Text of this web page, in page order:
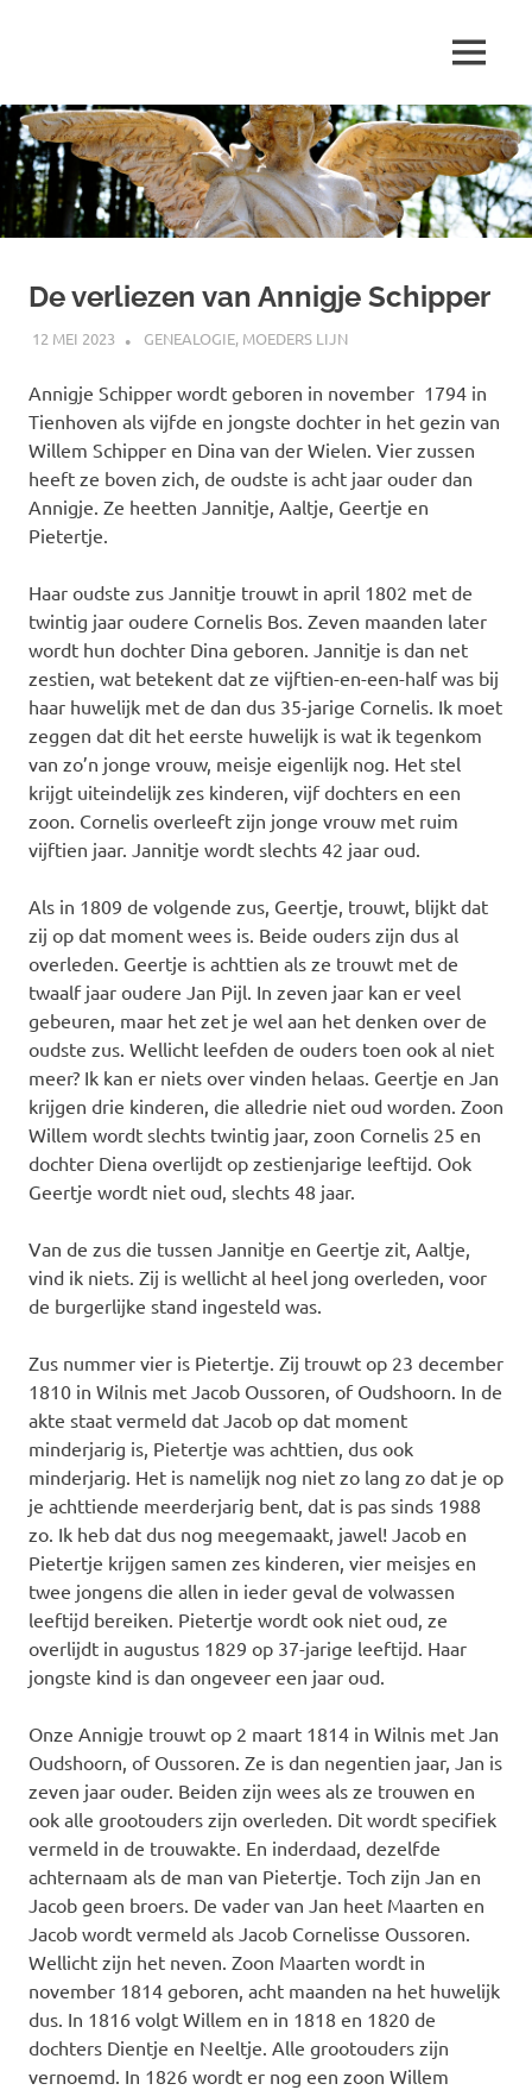
inhoud
schrijft
over
…
MENU
De verliezen van Annigje Schipper
12 MEI 2023 MARJOLEIN
GENEALOGIE, MOEDERS LIJN
Annigje Schipper wordt geboren in november 1794 in
Tienhoven als vijfde en jongste dochter in het gezin van
Willem Schipper en Dina van der Wielen. Vier zussen
heeft ze boven zich, de oudste is acht jaar ouder dan
Annigje. Ze heetten Jannitje, Aaltje, Geertje en
Pietertje.
Haar oudste zus Jannitje trouwt in april 1802 met de
twintig jaar oudere Cornelis Bos. Zeven maanden later
wordt hun dochter Dina geboren. Jannitje is dan net
zestien, wat betekent dat ze vijftien-en-een-half was bij
haar huwelijk met de dan dus 35-jarige Cornelis. Ik moet
zeggen dat dit het eerste huwelijk is wat ik tegenkom
van zo’n jonge vrouw, meisje eigenlijk nog. Het stel
krijgt uiteindelijk zes kinderen, vijf dochters en een
zoon. Cornelis overleeft zijn jonge vrouw met ruim
vijftien jaar. Jannitje wordt slechts 42 jaar oud.
Als in 1809 de volgende zus, Geertje, trouwt, blijkt dat
zij op dat moment wees is. Beide ouders zijn dus al
overleden. Geertje is achttien als ze trouwt met de
twaalf jaar oudere Jan Pijl. In zeven jaar kan er veel
gebeuren, maar het zet je wel aan het denken over de
oudste zus. Wellicht leefden de ouders toen ook al niet
meer? Ik kan er niets over vinden helaas. Geertje en Jan
krijgen drie kinderen, die alledrie niet oud worden. Zoon
Willem wordt slechts twintig jaar, zoon Cornelis 25 en
dochter Diena overlijdt op zestienjarige leeftijd. Ook
Geertje wordt niet oud, slechts 48 jaar.
Van de zus die tussen Jannitje en Geertje zit, Aaltje,
vind ik niets. Zij is wellicht al heel jong overleden, voor
de burgerlijke stand ingesteld was.
Zus nummer vier is Pietertje. Zij trouwt op 23 december
1810 in Wilnis met Jacob Oussoren, of Oudshoorn. In de
akte staat vermeld dat Jacob op dat moment
minderjarig is, Pietertje was achttien, dus ook
minderjarig. Het is namelijk nog niet zo lang zo dat je op
je achttiende meerderjarig bent, dat is pas sinds 1988
zo. Ik heb dat dus nog meegemaakt, jawel! Jacob en
Pietertje krijgen samen zes kinderen, vier meisjes en
twee jongens die allen in ieder geval de volwassen
leeftijd bereiken. Pietertje wordt ook niet oud, ze
overlijdt in augustus 1829 op 37-jarige leeftijd. Haar
jongste kind is dan ongeveer een jaar oud.
Onze Annigje trouwt op 2 maart 1814 in Wilnis met Jan
Oudshoorn, of Oussoren. Ze is dan negentien jaar, Jan is
zeven jaar ouder. Beiden zijn wees als ze trouwen en
ook alle grootouders zijn overleden. Dit wordt specifiek
vermeld in de trouwakte. En inderdaad, dezelfde
achternaam als de man van Pietertje. Toch zijn Jan en
Jacob geen broers. De vader van Jan heet Maarten en
Jacob wordt vermeld als Jacob Cornelisse Oussoren.
Wellicht zijn het neven. Zoon Maarten wordt in
november 1814 geboren, acht maanden na het huwelijk
dus. In 1816 volgt Willem en in 1818 en 1820 de
dochters Dientje en Neeltje. Alle grootouders zijn
vernoemd. In 1826 wordt er nog een zoon Willem